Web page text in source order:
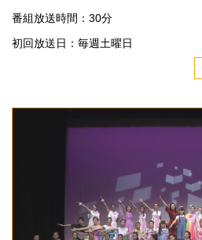
番組放送時間：30分
初回放送日：毎週土曜日